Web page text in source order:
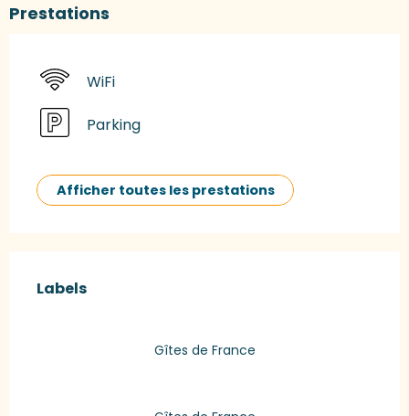
Prestations
WiFi
Parking
Afficher toutes les prestations
Labels
Labels
Gîtes de France